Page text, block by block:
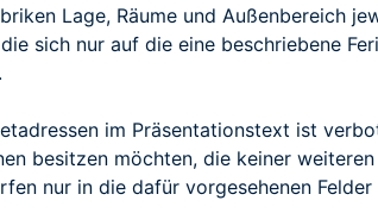
Lage, Räume und Außenbereich
sich nur auf die eine beschriebene
im Präsentationstext ist
besitzen möchten, die keiner
nur in die dafür vorgesehenen